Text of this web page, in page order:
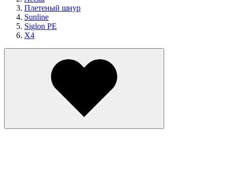
Плетеный шнур
Sunline
Siglon PE
X4